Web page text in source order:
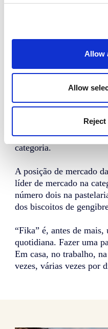
Allow
Allow
Informações
mercado e
O mercado sueco de
Europa. A categoria
de aveia, que
categoria.
A posição de mercado
líder de mercado na
número dois na
dos biscoitos de
“Fika” é, antes de mais,
quotidiana. Fazer uma
Em casa, no trabalho,
vezes, várias vezes por